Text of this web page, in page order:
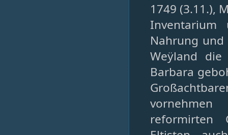
1749 (3.11.),
Inventarium
Nahrung und
Weÿland
Barbara
reformirten